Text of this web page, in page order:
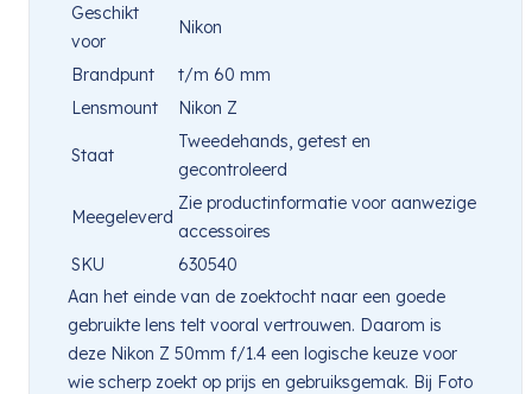
Geschikt
voor
Nikon
Brandpunt
t/m 60 mm
Lensmount
Nikon Z
Staat
Tweedehands, getest en
gecontroleerd
Meegeleverd
Zie productinformatie voor aanwezige
accessoires
SKU
630540
Aan het einde van de zoektocht naar een goede
gebruikte lens telt vooral vertrouwen. Daarom is
deze Nikon Z 50mm f/1.4 een logische keuze voor
wie scherp zoekt op prijs en gebruiksgemak. Bij Foto